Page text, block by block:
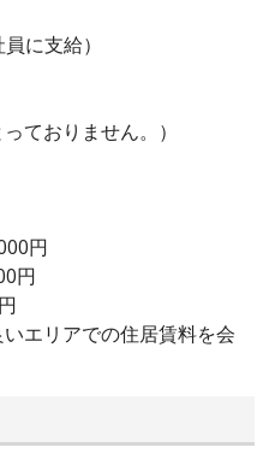
に支給）
ておりません。）
円
円
エリアでの住居賃料を会